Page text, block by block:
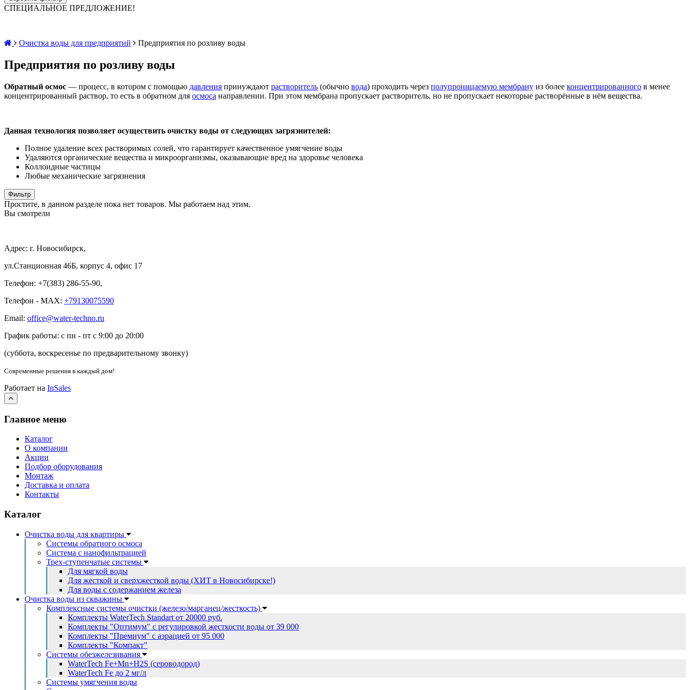
СПЕЦИАЛЬНОЕ ПРЕДЛОЖЕНИЕ!
Очистка воды для предприятий Предприятия по розливу воды
Предприятия по розливу воды
Обратный осмос — процесс, в котором с помощью давления принуждают растворитель (обычно вода) проходить через полупроницаемую мембрану из более концентрированного в менее
концентрированный раствор, то есть в обратном для осмоса направлении. При этом мембрана пропускает растворитель, но не пропускает некоторые растворённые в нём вещества.
Данная технология позволяет осуществить очистку воды от следующих загрязнителей:
Полное удаление всех растворимых солей, что гарантирует качественное умягчение воды
Удаляются органические вещества и микроорганизмы, оказывающие вред на здоровье человека
Коллоидные частицы
Любые механические загрязнения
Фильтр
Простите, в данном разделе пока нет товаров. Мы работаем над этим.
Вы смотрели
Адрес: г. Новосибирск,
ул.Станционная 46Б, корпус 4, офис 17
Телефон: +7(383) 286-55-90,
Телефон - MAX: +79130075590
Email: office@water-techno.ru
График работы: с пн - пт с 9:00 до 20:00
(суббота, воскресенье по предварительному звонку)
Современные решения в каждый дом!
Работает на InSales
Главное меню
Каталог
О компании
Акции
Подбор оборудования
Монтаж
Доставка и оплата
Контакты
Каталог
Очистка воды для квартиры
Системы обратного осмоса
Система с нанофильтрацией
Трех-ступенчатые системы
Для мягкой воды
Для жесткой и сверхжесткой воды (ХИТ в Новосибирске!)
Для воды с содержанием железа
Очистка воды из скважины
Комплексные системы очистки (железо/марганец/жесткость)
Комплекты WaterTech Standart от 20000 руб.
Комплекты "Оптимум" с регулировкой жесткости воды от 39 000
Комплекты "Премиум" с аэрацией от 95 000
Комплекты "Компакт"
Системы обезжелезивания
WaterTech Fe+Mn+H2S (сероводород)
WaterTech Fe до 2 мг/л
Системы умягчения воды